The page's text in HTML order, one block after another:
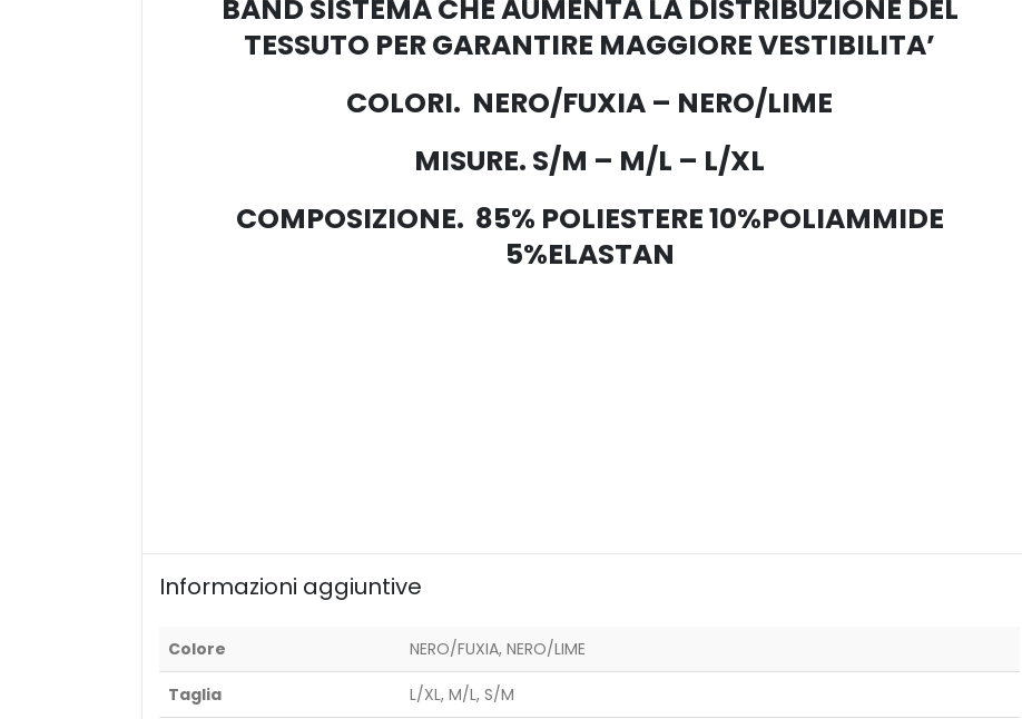
BAND SISTEMA CHE AUMENTA LA DISTRIBUZIONE DEL
TESSUTO PER GARANTIRE MAGGIORE VESTIBILITA’
COLORI. NERO/FUXIA – NERO/LIME
MISURE. S/M – M/L – L/XL
COMPOSIZIONE. 85% POLIESTERE 10%POLIAMMIDE
5%ELASTAN
Informazioni aggiuntive
Colore NERO/FUXIA, NERO/LIME
Taglia L/XL, M/L, S/M